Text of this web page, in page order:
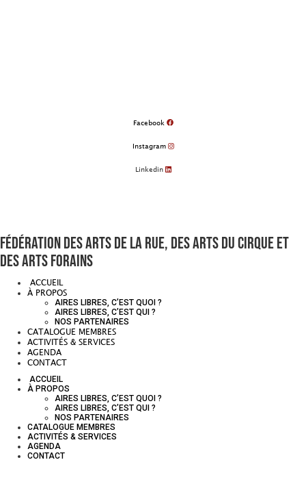
Facebook
Instagram
Linkedin
Fédération des arts de la rue, des arts du cirque et
des arts forains
ACCUEIL
À PROPOS
AIRES LIBRES, C’EST QUOI ?
AIRES LIBRES, C’EST QUI ?
NOS PARTENAIRES
CATALOGUE MEMBRES
ACTIVITÉS & SERVICES
AGENDA
CONTACT
ACCUEIL
À PROPOS
AIRES LIBRES, C’EST QUOI ?
AIRES LIBRES, C’EST QUI ?
NOS PARTENAIRES
CATALOGUE MEMBRES
ACTIVITÉS & SERVICES
AGENDA
CONTACT